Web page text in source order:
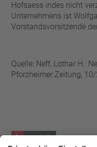
Hofsaess indes nicht
Unternehmens ist
Vorstandsvorsitzende
Quelle: Neff, Lothar H.:
Pforzheimer Zeitung,
zurück